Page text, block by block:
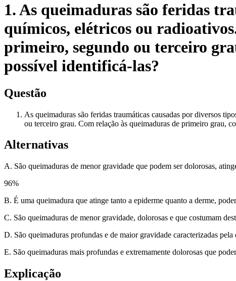
1. As queimaduras são feridas
químicos, elétricos ou
primeiro, segundo ou terceiro
possível identificá-las?
Questão
As queimaduras são feridas traumáticas causadas por diversos
ou terceiro grau. Com relação às queimaduras de primeiro grau,
Alternativas
A. São queimaduras de menor gravidade que podem ser dolorosas,
96%
B. É uma queimadura que atinge tanto a epiderme quanto a derme,
C. São queimaduras de menor gravidade, dolorosas e que costumam
D. São queimaduras profundas e de maior gravidade caracterizadas
E. São queimaduras mais profundas e extremamente dolorosas que
Explicação